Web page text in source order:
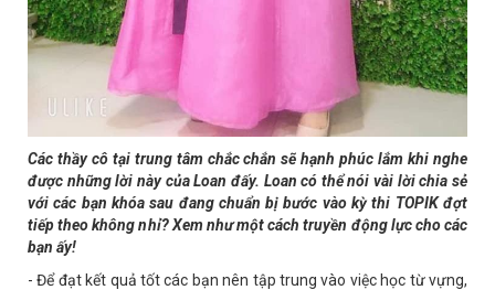
Các thầy cô tại trung tâm chắc chắn sẽ hạnh phúc lắm khi nghe
được những lời này của Loan đấy. Loan có thể nói vài lời chia sẻ
với các bạn khóa sau đang chuẩn bị bước vào kỳ thi TOPIK đợt
tiếp theo không nhỉ? Xem như một cách truyền động lực cho các
bạn ấy!
- Để đạt kết quả tốt các bạn nên tập trung vào việc học từ vựng,